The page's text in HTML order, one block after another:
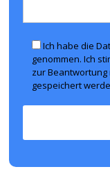
Ich habe die
genommen. Ich
zur
gespeichert